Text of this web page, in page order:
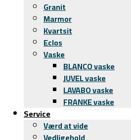
Granit
Marmor
Kvartsit
Eclos
Vaske
BLANCO vaske
JUVEL vaske
LAVABO vaske
FRANKE vaske
Service
Værd at vide